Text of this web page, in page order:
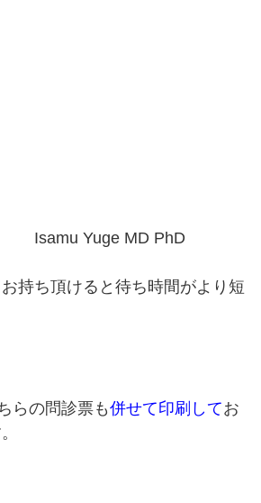
Yuge MD PhD
お持ち頂けると待ち時間がより短
らの問診票も併せて印刷してお